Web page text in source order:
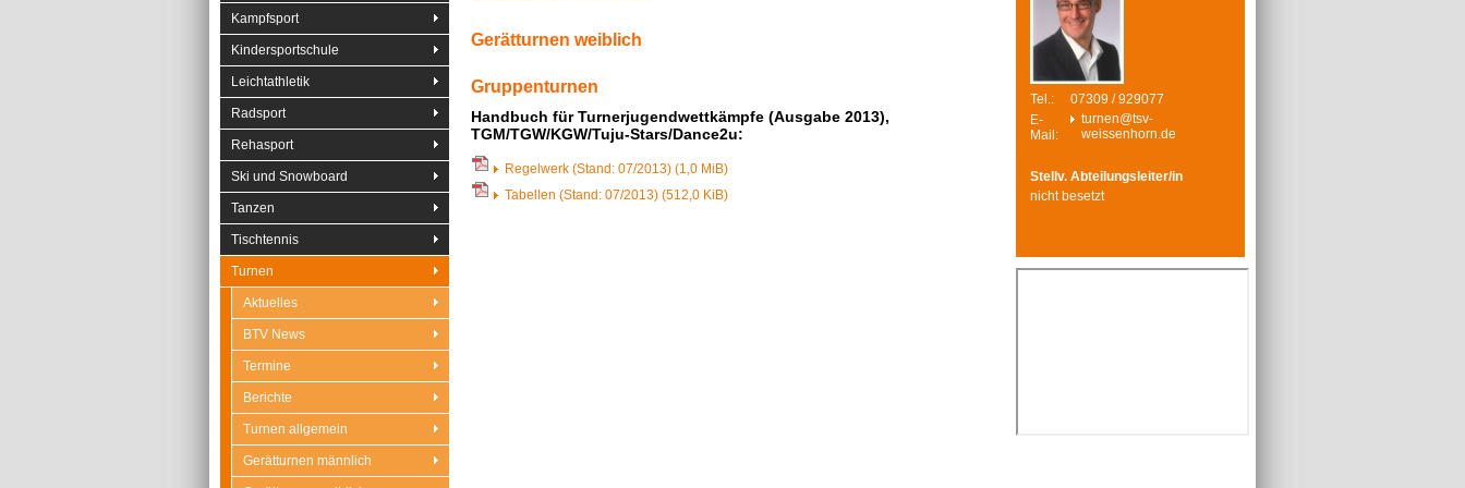
Gerätturnen weiblich
Gruppenturnen
Handbuch für Turnerjugendwettkämpfe (Ausgabe 2013),
TGM/TGW/KGW/Tuju-Stars/Dance2u:
Regelwerk (Stand: 07/2013) (1,0 MiB)
Tabellen (Stand: 07/2013) (512,0 KiB)
Kampfsport
Kindersportschule
Leichtathletik
Radsport
Rehasport
Ski und Snowboard
Tanzen
Tischtennis
Turnen
Aktuelles
BTV News
Termine
Berichte
Turnen allgemein
Gerätturnen männlich
Tel.:
07309 / 929077
E-
Mail:
turnen@tsv-
weissenhorn.de
Stellv. Abteilungsleiter/in
nicht besetzt